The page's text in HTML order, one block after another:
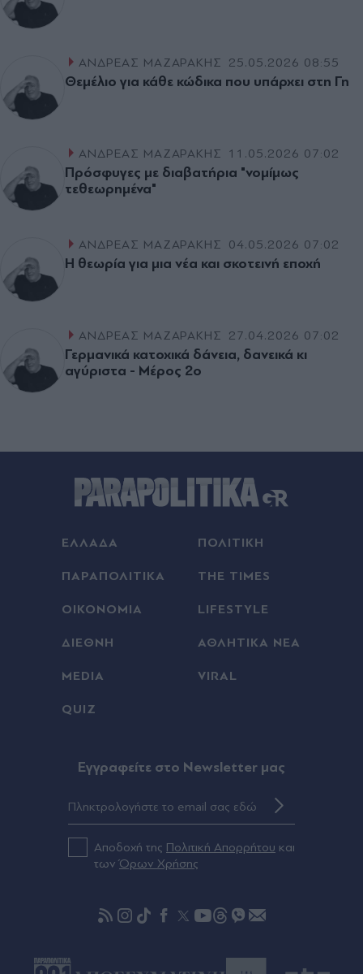
ΑΝΔΡΕΑΣ ΜΑΖΑΡΑΚΗΣ 25.05.2026 08:55
Θεμέλιο για κάθε κώδικα που υπάρχει στη Γη
ΑΝΔΡΕΑΣ ΜΑΖΑΡΑΚΗΣ 11.05.2026 07:02
Πρόσφυγες με διαβατήρια "νομίμως
τεθεωρημένα"
ΑΝΔΡΕΑΣ ΜΑΖΑΡΑΚΗΣ 04.05.2026 07:02
Η θεωρία για μια νέα και σκοτεινή εποχή
ΑΝΔΡΕΑΣ ΜΑΖΑΡΑΚΗΣ 27.04.2026 07:02
Γερμανικά κατοχικά δάνεια, δανεικά κι
αγύριστα - Mέρος 2ο
ΕΛΛΑΔΑ ΠΟΛΙΤΙΚΗ
ΠΑΡΑΠΟΛΙΤΙΚΑ THE TIMES
ΟΙΚΟΝΟΜΙΑ LIFESTYLE
ΔΙΕΘΝΗ ΑΘΛΗΤΙΚΑ ΝΕΑ
MEDIA VIRAL
QUIZ
Eγγραφείτε στο Newsletter μας
Αποδοχή της Πολιτική Απορρήτου και
τωνΌρων Χρήσης